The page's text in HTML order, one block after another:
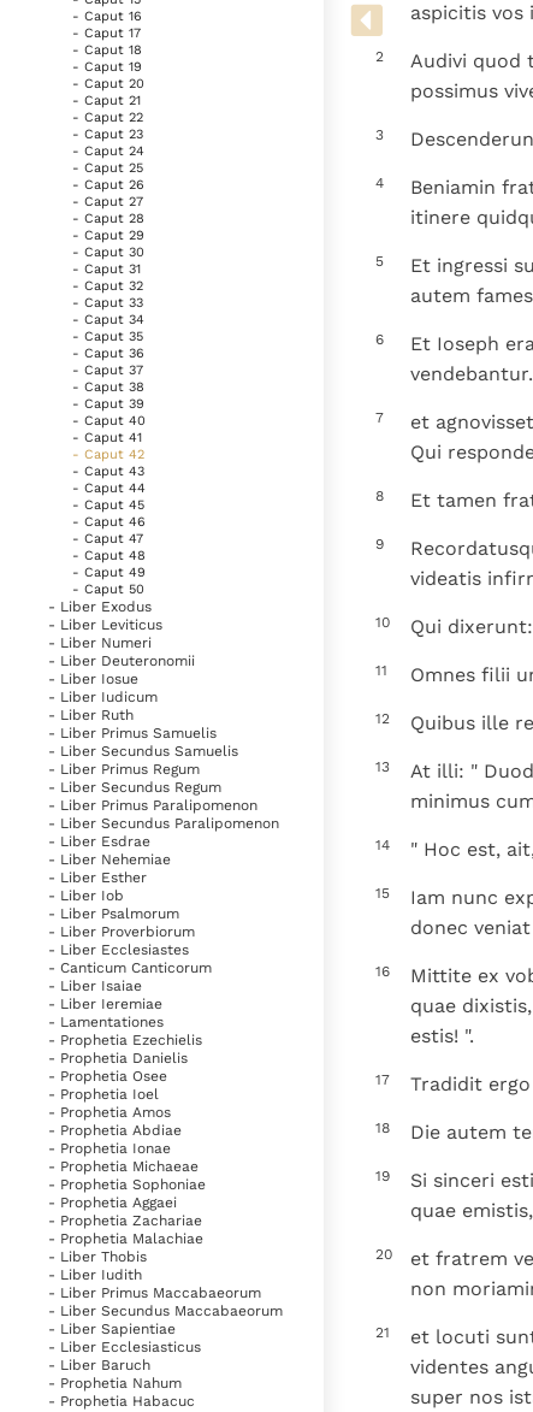
Denzinger Gebruiksvoorwaarden
- Caput 16
- Caput 17
- Caput 18
- Caput 19
- Caput 20
- Caput 21
- Caput 22
- Caput 23
- Caput 24
- Caput 25
- Caput 26
- Caput 27
- Caput 28
- Caput 29
- Caput 30
- Caput 31
- Caput 32
- Caput 33
- Caput 34
- Caput 35
- Caput 36
- Caput 37
- Caput 38
- Caput 39
- Caput 40
- Caput 41
- Caput 42
- Caput 43
- Caput 44
- Caput 45
- Caput 46
- Caput 47
- Caput 48
- Caput 49
- Caput 50
- Liber Exodus
- Liber Leviticus
- Liber Numeri
- Liber Deuteronomii
- Liber Iosue
- Liber Iudicum
- Liber Ruth
- Liber Primus Samuelis
- Liber Secundus Samuelis
- Liber Primus Regum
- Liber Secundus Regum
- Liber Primus Paralipomenon
- Liber Secundus Paralipomenon
- Liber Esdrae
- Liber Nehemiae
- Liber Esther
- Liber Iob
- Liber Psalmorum
- Liber Proverbiorum
- Liber Ecclesiastes
- Canticum Canticorum
- Liber Isaiae
- Liber Ieremiae
- Lamentationes
- Prophetia Ezechielis
- Prophetia Danielis
- Prophetia Osee
- Prophetia Ioel
- Prophetia Amos
- Prophetia Abdiae
- Prophetia Ionae
- Prophetia Michaeae
- Prophetia Sophoniae
- Prophetia Aggaei
- Prophetia Zachariae
- Prophetia Malachiae
- Liber Thobis
- Liber Iudith
- Liber Primus Maccabaeorum
- Liber Secundus Maccabaeorum
- Liber Sapientiae
- Liber Ecclesiasticus
- Liber Baruch
- Prophetia Nahum
- Prophetia Habacuc
aspicitis vos
2
Audivi quod
possimus
3
4
Beniamin
itinere
5
Et ingressi
autem
6
Et Ioseph
7
et
Qui
8 Et tamen
9
videatis
10 Qui
11 Omnes filii
12 Quibus ille
13
At illi: "
minimus
14 " Hoc est,
15
Iam nunc
donec
16
Mittite ex
quae
estis! ".
17 Tradidit
18 Die autem
19
Si sinceri
quae
20
et fratrem
non
21
et locuti
videntes
super nos